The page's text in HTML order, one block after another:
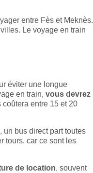
entre Fès et Meknès.
Le voyage en train
éviter une longue
en train, vous devrez
entre 15 et 20
un bus direct part toutes
tours, car ce sont les
de location, souvent